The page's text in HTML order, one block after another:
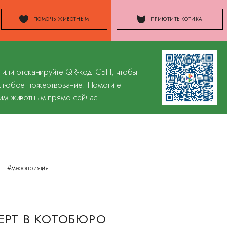
ПОМОЧЬ ЖИВОТНЫМ ПРИЮТИТЬ КОТИКА
отсканируйте QR-код СБП, чтобы
пожертвование. Помогите
животным прямо сейчас
#мероприятия
В КОТОБЮРО